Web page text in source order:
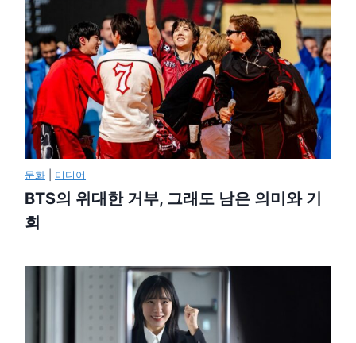
문화 미디어
BTS의 위대한 거부, 그래도 남은 의미와 기
회